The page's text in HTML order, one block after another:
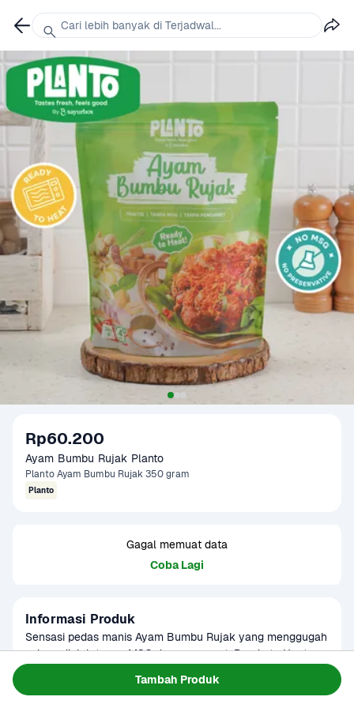
Tambah Produk
Rp60.200
Ayam Bumbu Rujak Planto
Planto Ayam Bumbu Rujak 350 gram
Planto
Gagal memuat data
Coba Lagi
Informasi Produk
Sensasi pedas manis Ayam Bumbu Rujak yang menggugah
selera, diolah tanpa MSG dan pengawet. Ready to Heat,
Planto
Cari lebih banyak di Terjadwal...